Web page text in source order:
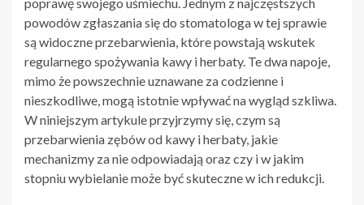
powodów zgłaszania się do stomatologa w tej sprawie
są widoczne przebarwienia, które powstają wskutek
regularnego spożywania kawy i herbaty. Te dwa napoje,
mimo że powszechnie uznawane za codzienne i
nieszkodliwe, mogą istotnie wpływać na wygląd szkliwa.
W niniejszym artykule przyjrzymy się, czym są
przebarwienia zębów od kawy i herbaty, jakie
mechanizmy za nie odpowiadają oraz czy i w jakim
stopniu wybielanie może być skuteczne w ich redukcji.